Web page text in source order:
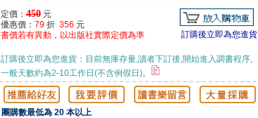
定價： 450 元
優惠價： 79 折 356 元
書價若有異動，以出版社實際定價為準
訂購後立即為您進貨
訂購後立即為您進貨：目前無庫存量,讀者下訂後,開始進入調書程序,
一般天數約為2-10工作日(不含例假日)。
團購數最低為 20 本以上